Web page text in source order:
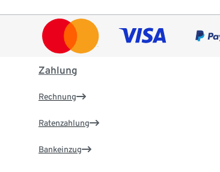
Zahlung
Rechnung
Ratenzahlung
Bankeinzug